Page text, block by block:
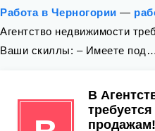
Работа в Черногории —
Агентство недвижимости
Ваши скиллы: – Имеете под…
В